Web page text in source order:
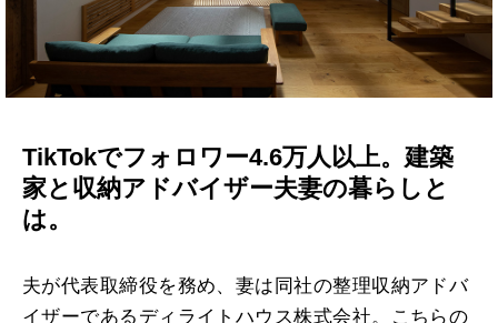
TikTokでフォロワー4.6万人以上。建築
家と収納アドバイザー夫妻の暮らしと
は。
夫が代表取締役を務め、妻は同社の整理収納アドバ
イザーであるディライトハウス株式会社。こちらの